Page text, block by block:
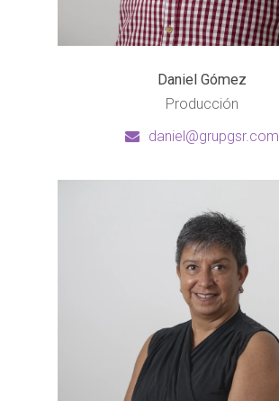
Daniel Gómez
Producción
daniel@grupgsr.com